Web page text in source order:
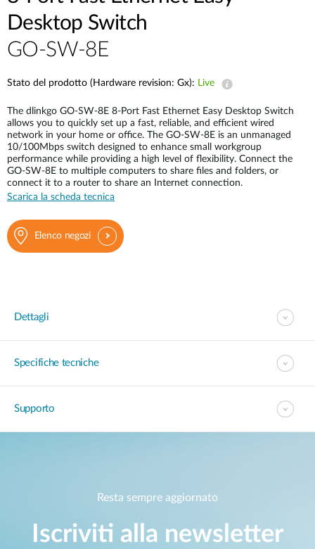
Desktop Switch
GO-SW-8E
Stato del prodotto (Hardware revision: Gx): Live
The dlinkgo GO-SW-8E 8-Port Fast Ethernet Easy Desktop Switch
allows you to quickly set up a fast, reliable, and efficient wired
network in your home or office. The GO-SW-8E is an unmanaged
10/100Mbps switch designed to enhance small workgroup
performance while providing a high level of flexibility. Connect the
GO-SW-8E to multiple computers to share files and folders, or
connect it to a router to share an Internet connection.
Scarica la scheda tecnica
Elenco negozi
Dettagli
Specifiche tecniche
Supporto
Resta sempre aggiornato
Iscriviti alla newsletter